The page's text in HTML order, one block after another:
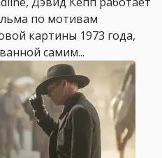
по мотивам
картины 1973 года,
самим...